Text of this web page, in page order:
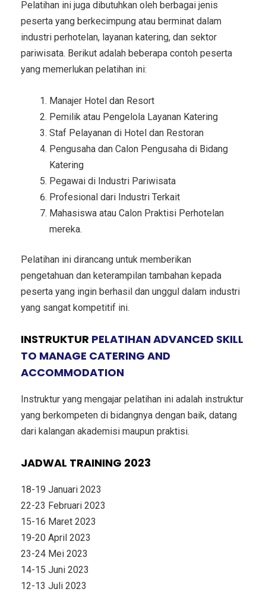
Pelatihan ini juga dibutuhkan oleh berbagai jenis
peserta yang berkecimpung atau berminat dalam
industri perhotelan, layanan katering, dan sektor
pariwisata. Berikut adalah beberapa contoh peserta
yang memerlukan pelatihan ini:
Manajer Hotel dan Resort
Pemilik atau Pengelola Layanan Katering
Staf Pelayanan di Hotel dan Restoran
Pengusaha dan Calon Pengusaha di Bidang
Katering
Pegawai di Industri Pariwisata
Profesional dari Industri Terkait
Mahasiswa atau Calon Praktisi Perhotelan
mereka.
Pelatihan ini dirancang untuk memberikan
pengetahuan dan keterampilan tambahan kepada
peserta yang ingin berhasil dan unggul dalam industri
yang sangat kompetitif ini.
INSTRUKTUR PELATIHAN ADVANCED SKILL
TO MANAGE CATERING AND
ACCOMMODATION
Instruktur yang mengajar pelatihan ini adalah instruktur
yang berkompeten di bidangnya dengan baik, datang
dari kalangan akademisi maupun praktisi.
JADWAL TRAINING 2023
18-19 Januari 2023
22-23 Februari 2023
15-16 Maret 2023
19-20 April 2023
23-24 Mei 2023
14-15 Juni 2023
12-13 Juli 2023